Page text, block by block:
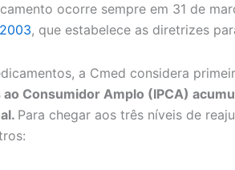
ocorre sempre em 31 de
, que estabelece as diretrizes
a Cmed considera
Consumidor Amplo (IPCA)
Para chegar aos três níveis de